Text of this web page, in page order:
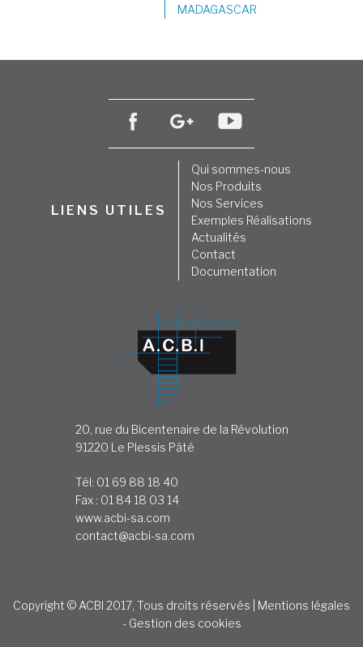
MADAGASCAR
LIENS UTILES
Qui sommes-nous
Nos Produits
Nos Services
Exemples Réalisations
Actualités
Contact
Documentation
20, rue du Bicentenaire de la Révolution
91220 Le Plessis Pâté
Tél: 01 69 88 18 40
Fax : 01 84 18 03 14
www.acbi-sa.com
contact@acbi-sa.com
Copyright © ACBI 2017, Tous droits réservés | Mentions légales
- Gestion des cookies